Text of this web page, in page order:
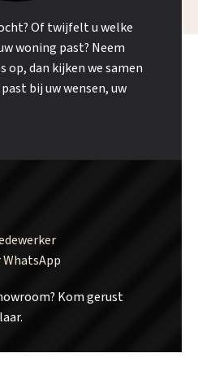
Of twijfelt u welke
woning past? Neem
dan kijken we samen
bij uw wensen, uw
Kom gerust